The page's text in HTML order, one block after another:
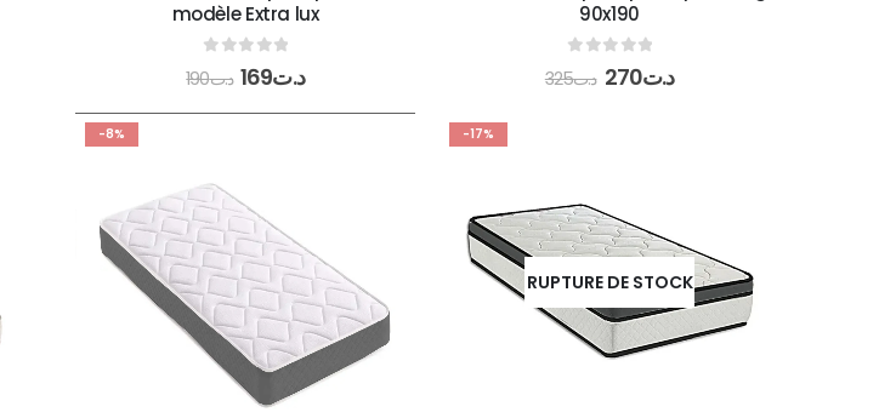
modèle Extra lux
out of 5
د.ت190 د.ت169
90x190
out of 5
د.ت325 د.ت270
-8% -17%
RUPTURE DE STOCK